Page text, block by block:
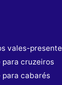
vales-presente
para cruzeiros
para cabarés